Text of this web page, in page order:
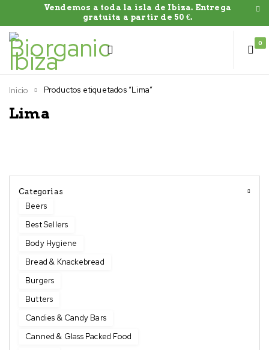
Vendemos a toda la isla de Ibiza. Entrega
gratuíta a partir de 50 €.
0
Lima
Inicio Productos etiquetados “Lima”
Categorias
Beers
Best Sellers
Body Hygiene
Bread & Knackebread
Burgers
Butters
Candies & Candy Bars
Canned & Glass Packed Food